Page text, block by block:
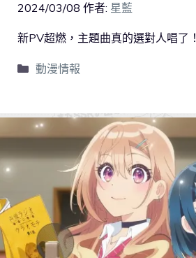
2024/03/08 作者: 星藍
新PV超燃，主題曲真的選對人唱了！
動漫情報